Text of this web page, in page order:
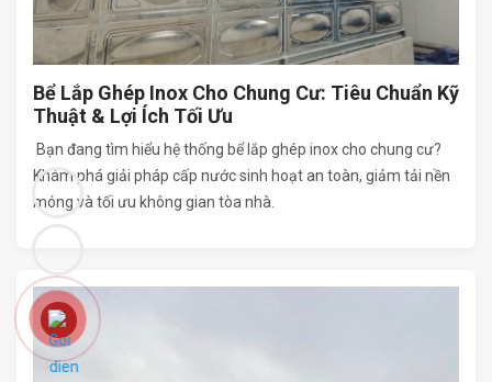
Bể Lắp Ghép Inox Cho Chung Cư: Tiêu Chuẩn Kỹ
Thuật & Lợi Ích Tối Ưu
Bạn đang tìm hiểu hệ thống bể lắp ghép inox cho chung cư?
Khám phá giải pháp cấp nước sinh hoạt an toàn, giảm tải nền
móng và tối ưu không gian tòa nhà.